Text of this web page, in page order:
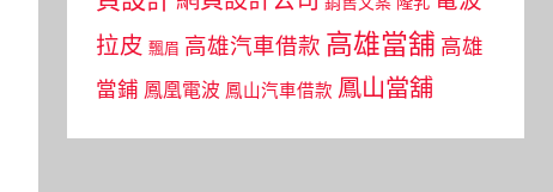
拉皮 飄眉 高雄汽車借款 高雄當舖 高雄
當鋪 鳳凰電波 鳳山汽車借款 鳳山當舖